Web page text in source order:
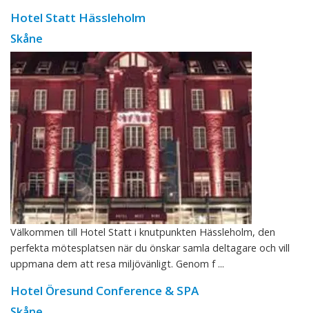
Hotel Statt Hässleholm
Skåne
Välkommen till Hotel Statt i knutpunkten Hässleholm, den
perfekta mötesplatsen när du önskar samla deltagare och vill
uppmana dem att resa miljövänligt. Genom f ...
Hotel Öresund Conference & SPA